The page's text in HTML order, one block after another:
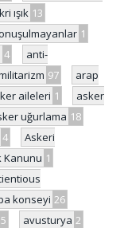
ışık 13
1
4
anti-
97
arap
aileleri 1
asker
uğurlama 18
4
Askeri
Kanunu 1
konseyi 26
5 avusturya 2